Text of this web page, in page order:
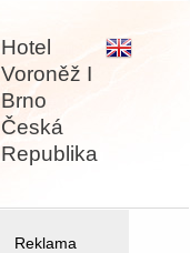
Hotel
Voroněž I
Brno
Česká
Republika
Reklama